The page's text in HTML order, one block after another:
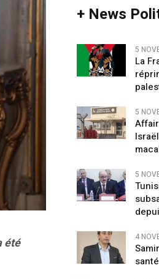
été
+ News
5
La
5
5
4